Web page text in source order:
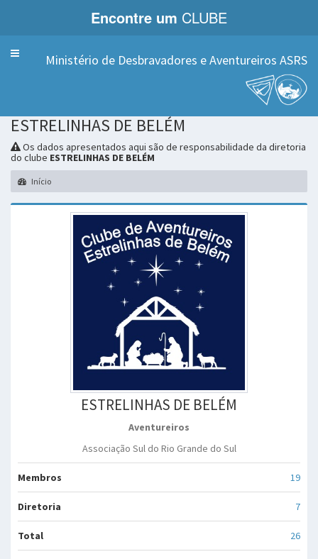
Encontre um CLUBE
Menu Ministério de Desbravadores e Aventureiros ASRS
ESTRELINHAS DE BELÉM
Os dados apresentados aqui são de responsabilidade da diretoria
do clube ESTRELINHAS DE BELÉM
Início
ESTRELINHAS DE BELÉM
Aventureiros
Associação Sul do Rio Grande do Sul
Membros 19
Diretoria 7
Total 26